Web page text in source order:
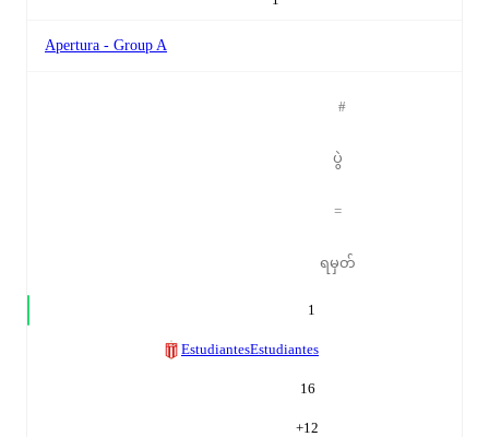
Apertura - Group A
#
ပွဲ
=
ရမှတ်
1
EstudiantesEstudiantes
16
+12